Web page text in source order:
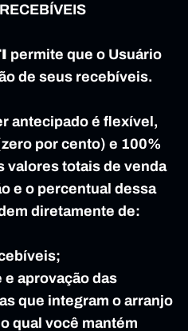
permite que o Usuário
de seus recebíveis.
antecipado é flexível,
por cento) e 100%
valores totais de venda
e o percentual dessa
diretamente de:
aprovação das
que integram o arranjo
qual você mantém